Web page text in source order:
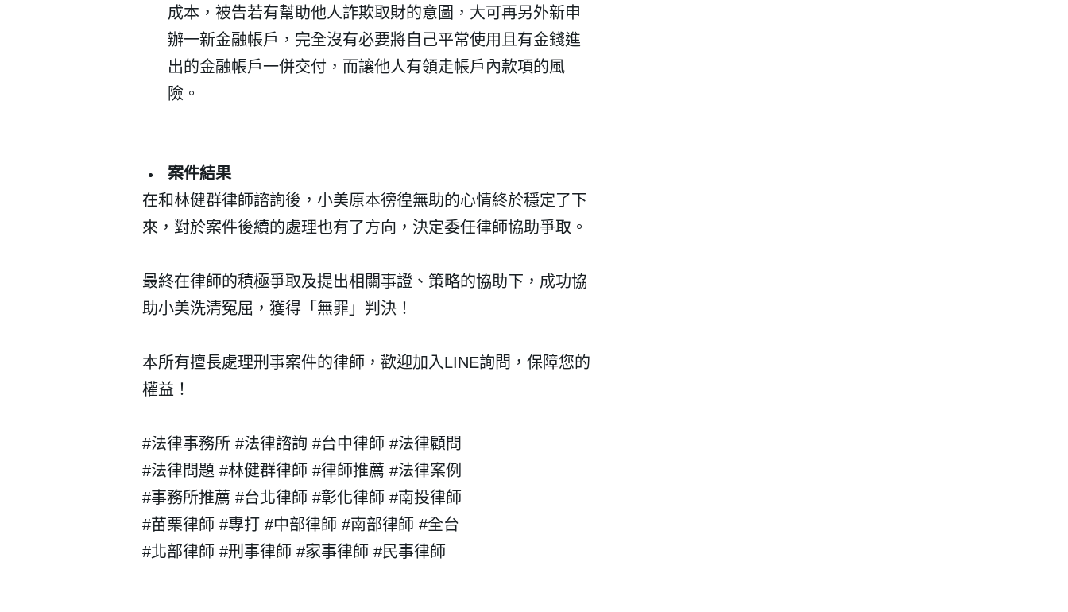
會員登入
忘記密碼？
建立專屬帳號
成本，被告若有幫助他人詐欺取財的意圖，大可再另外新申
辦一新金融帳戶，完全沒有必要將自己平常使用且有金錢進
出的金融帳戶一併交付，而讓他人有領走帳戶內款項的風
險。
案件結果
在和林健群律師諮詢後，小美原本徬徨無助的心情終於穩定了下
來，對於案件後續的處理也有了方向，決定委任律師協助爭取。
最終在律師的積極爭取及提出相關事證、策略的協助下，成功協
助小美洗清冤屈，獲得「無罪」判決！
本所有擅長處理刑事案件的律師，歡迎加入LINE詢問，保障您的
權益！
#法律事務所 #法律諮詢 #台中律師 #法律顧問
#法律問題 #林健群律師 #律師推薦 #法律案例
#事務所推薦 #台北律師 #彰化律師 #南投律師
#苗栗律師 #專打 #中部律師 #南部律師 #全台
#北部律師 #刑事律師 #家事律師 #民事律師